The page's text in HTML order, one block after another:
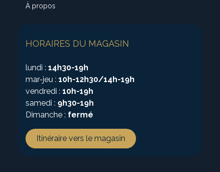
À propos
HORAIRES DU MAGASIN
lundi :14h30-19h
mar-jeu :10h-12h30/14h-19h
vendredi :10h-19h
samedi : 9h30-19h
Dimanche : fermé
Itinéraire vers le magasin